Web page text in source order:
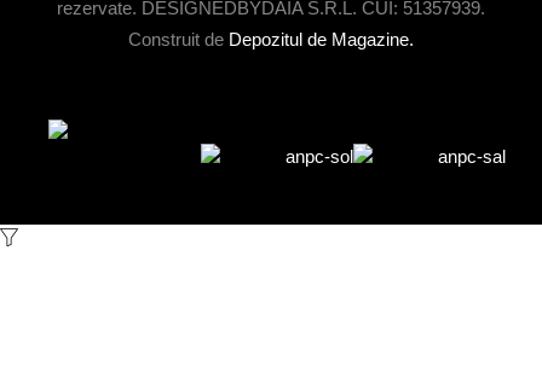
rezervate. DESIGNEDBYDAIA S.R.L. CUI: 51357939.
Construit de Depozitul de Magazine.